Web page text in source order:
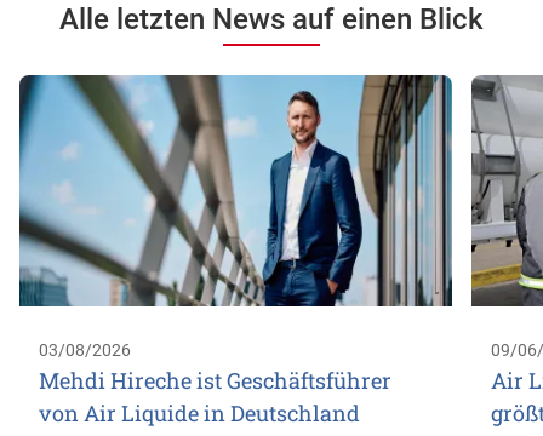
Alle letzten News auf einen Blick
03/08/2026
Mehdi Hireche ist Geschäftsführer
von Air Liquide in Deutschland
09/
Air